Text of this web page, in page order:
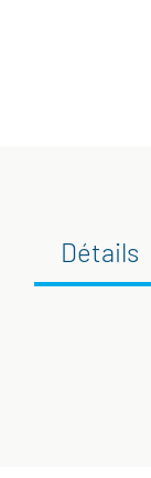
Détails